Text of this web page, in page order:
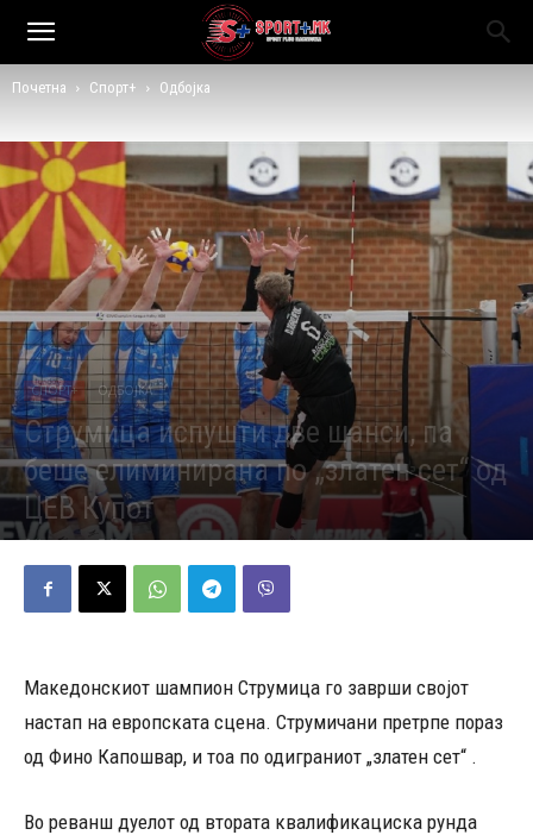
Почетна Спорт+ Одбојка
СПОРТ+ ОДБОЈКА
Струмица испушти две шанси, па
беше елиминирана по „златен сет“ од
ЦЕВ Купот
Објавено од Д.Т. - 16/10/2024 468
Македонскиот шампион Струмица го заврши својот
настап на европската сцена. Струмичани претрпе пораз
од Фино Капошвар, и тоа по одиграниот „златен сет“ .
Во реванш дуелот од втората квалификациска рунда